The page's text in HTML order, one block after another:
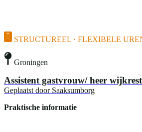
STRUCTUREEL · FLEXIBELE
Groningen
Assistent gastvrouw/ heer
Geplaatst door Saaksumborg
Praktische informatie